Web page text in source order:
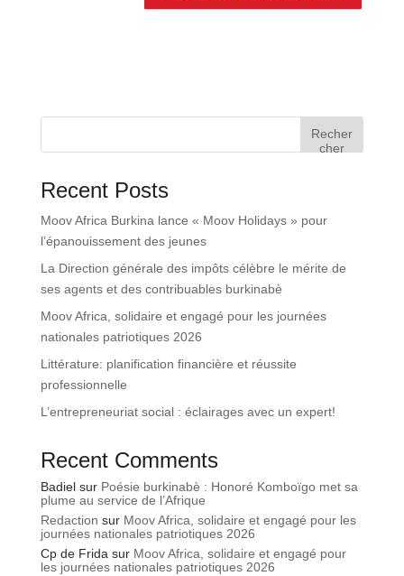
Recher
cher
Recent Posts
Moov Africa Burkina lance « Moov Holidays » pour
l’épanouissement des jeunes
La Direction générale des impôts célèbre le mérite de
ses agents et des contribuables burkinabè
Moov Africa, solidaire et engagé pour les journées
nationales patriotiques 2026
Littérature: planification financière et réussite
professionnelle
L’entrepreneuriat social : éclairages avec un expert!
Recent Comments
Badielsur Poésie burkinabè : Honoré Komboïgo met sa
plume au service de l’Afrique
Redaction sur Moov Africa, solidaire et engagé pour les
journées nationales patriotiques 2026
Cp de Fridasur Moov Africa, solidaire et engagé pour
les journées nationales patriotiques 2026